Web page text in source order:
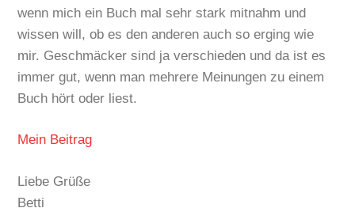
wenn mich ein Buch mal sehr stark mitnahm und
wissen will, ob es den anderen auch so erging wie
mir. Geschmäcker sind ja verschieden und da ist es
immer gut, wenn man mehrere Meinungen zu einem
Buch hört oder liest.
Mein Beitrag
Liebe Grüße
Betti